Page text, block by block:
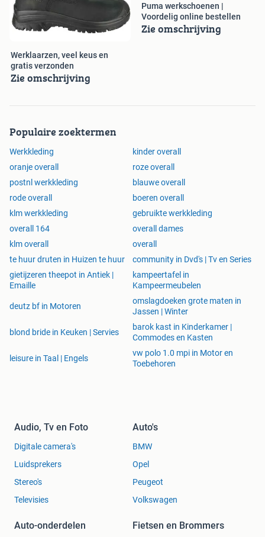
Werklaarzen, veel keus en
gratis verzonden
Zie omschrijving
Puma werkschoenen |
Voordelig online bestellen
Zie omschrijving
Populaire zoektermen
Werkkleding
kinder overall
oranje overall
roze overall
postnl werkkleding
blauwe overall
rode overall
boeren overall
klm werkkleding
gebruikte werkkleding
overall 164
overall dames
klm overall
overall
te huur druten in Huizen te huur
community in Dvd's | Tv en Series
gietijzeren theepot in Antiek |
Emaille
kampeertafel in
Kampeermeubelen
deutz bf in Motoren
omslagdoeken grote maten in
Jassen | Winter
blond bride in Keuken | Servies
barok kast in Kinderkamer |
Commodes en Kasten
leisure in Taal | Engels
vw polo 1.0 mpi in Motor en
Toebehoren
Audio, Tv en Foto
Digitale camera's
Luidsprekers
Stereo's
Televisies
Auto's
BMW
Opel
Peugeot
Volkswagen
Auto-onderdelen Fietsen en Brommers